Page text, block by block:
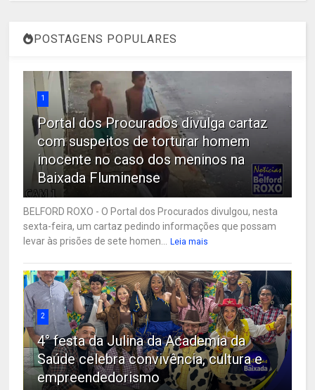
POSTAGENS POPULARES
1
Portal dos Procurados divulga cartaz
com suspeitos de torturar homem
inocente no caso dos meninos na
Baixada Fluminense
BELFORD ROXO - O Portal dos Procurados divulgou, nesta
sexta-feira, um cartaz pedindo informações que possam
levar às prisões de sete homen...
Leia mais
2
4° festa da Julina da Academia da
Saúde celebra convivência, cultura e
empreendedorismo